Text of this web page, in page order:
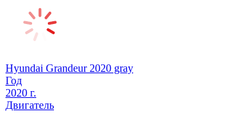
Hyundai Grandeur 2020 gray
Год
2020 г.
Двигатель